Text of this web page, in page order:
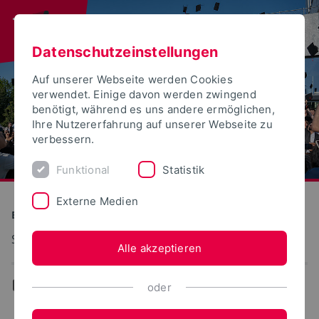
Bauen und Umwelt
Straßenwesen (Erd- und Straßenbau)
... Team
Datenschutzeinstellungen
Auf unserer Webseite werden Cookies
verwendet. Einige davon werden zwingend
benötigt, während es uns andere ermöglichen,
Ihre Nutzererfahrung auf unserer Webseite zu
verbessern.
Funktional Statistik
Externe Medien
Alle akzeptieren
oder